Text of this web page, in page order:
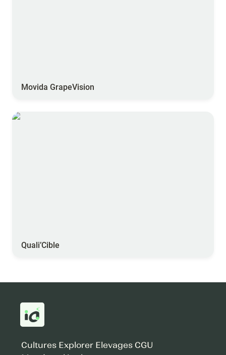
Movida GrapeVision
Quali’Cible
Quali’Cible
Cultures Explorer Elevages CGU